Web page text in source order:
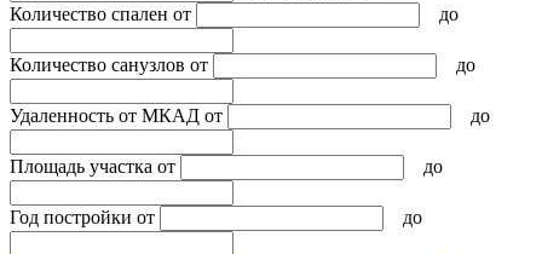
Количество спален от до
Количество санузлов от до
Удаленность от МКАД от до
Площадь участка от до
Год постройки от до